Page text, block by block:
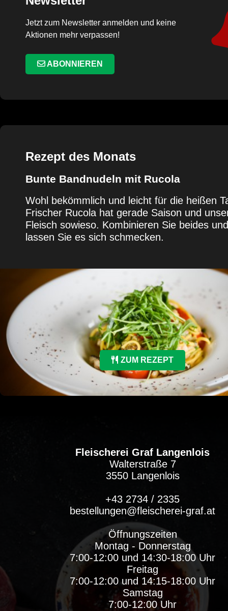
Jetzt zum Newsletter anmelden und keine
Aktionen mehr verpassen!
ABONNIEREN
Rezept des Monats
Bunte Bandnudeln mit Rucola
Wohl bekömmlich und leicht für die heißen
Frischer Rucola hat gerade Saison und
Fleisch sowieso. Kombinieren Sie beides und
lassen Sie es sich schmecken.
ZUM REZEPT
Fleischerei Graf Langenlois
Walterstraße 7
3550 Langenlois
+43 2734 / 2335
bestellungen@fleischerei-graf.at
Öffnungszeiten
Montag - Donnerstag
7:00-12:00 und 14:30-18:00 Uhr
Freitag
7:00-12:00 und 14:15-18:00 Uhr
Samstag
7:00-12:00 Uhr